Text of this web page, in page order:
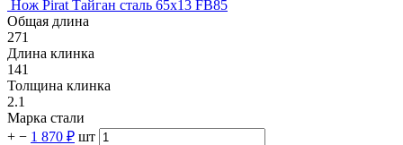
Нож Pirat Тайган сталь 65х13 FB85
Общая длина
271
Длина клинка
141
Толщина клинка
2.1
Марка стали
+ − 1 870 ₽ шт